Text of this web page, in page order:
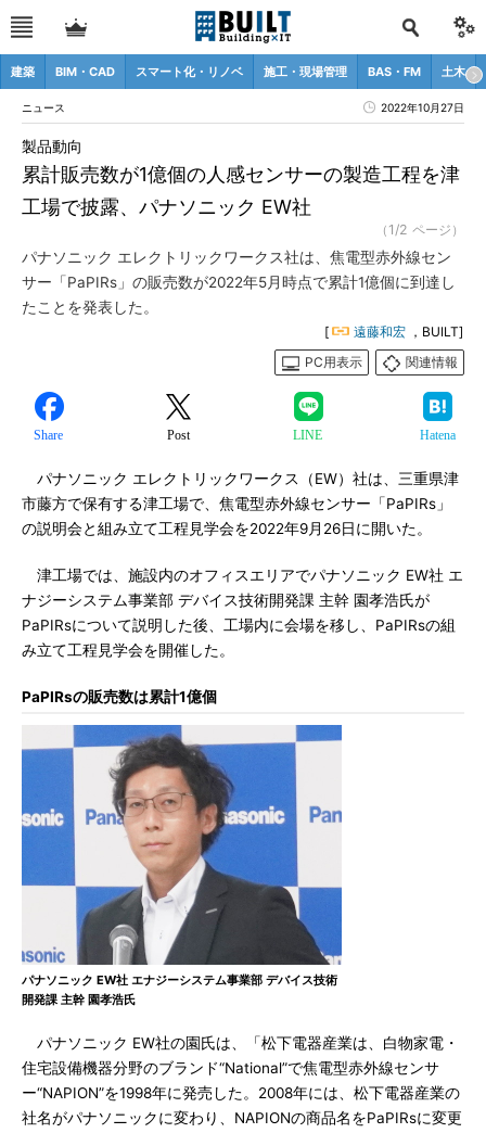
建築 BIM・CAD スマート化・リノベ 施工・現場管理 BAS・FM 土木
ニュース 2022年10月27日
累計販売数が1億個の人感センサーの製造工程を津
工場で披露、パナソニック EW社
製品動向
（1/2 ページ）
パナソニック エレクトリックワークス社は、焦電型赤外線セン
サー「PaPIRs」の販売数が2022年5月時点で累計1億個に到達し
たことを発表した。
[ 遠藤和宏 ，BUILT]
PC用表示
関連情報
Share Post LINE Hatena
パナソニック エレクトリックワークス（EW）社は、三重県津
市藤方で保有する津工場で、焦電型赤外線センサー「PaPIRs」
の説明会と組み立て工程見学会を2022年9月26日に開いた。
津工場では、施設内のオフィスエリアでパナソニック EW社 エ
ナジーシステム事業部 デバイス技術開発課 主幹 園孝浩氏が
PaPIRsについて説明した後、工場内に会場を移し、PaPIRsの組
み立て工程見学会を開催した。
PaPIRsの販売数は累計1億個
パナソニック EW社 エナジーシステム事業部 デバイス技術
開発課 主幹 園孝浩氏
パナソニック EW社の園氏は、「松下電器産業は、白物家電・
住宅設備機器分野のブランド“National”で焦電型赤外線センサ
ー“NAPION”を1998年に発売した。2008年には、松下電器産業の
社名がパナソニックに変わり、NAPIONの商品名をPaPIRsに変更